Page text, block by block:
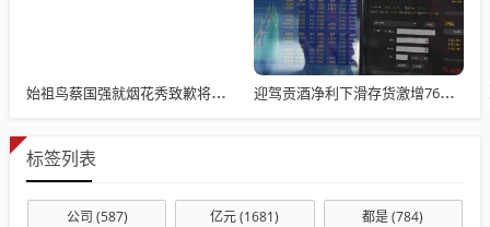
始祖鸟蔡国强就烟花秀致歉将补救 迎驾贡酒净利下滑存货激增76亿目标承压
标签列表
公司 (587) 亿元(1681) 都是(784)